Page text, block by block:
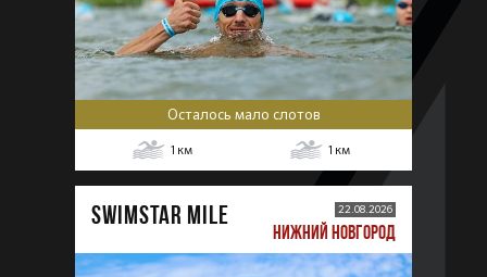
Осталось мало слотов
1 км 1 км
SWIMSTAR MILE 22.08.2026
НИЖНИЙ НОВГОРОД